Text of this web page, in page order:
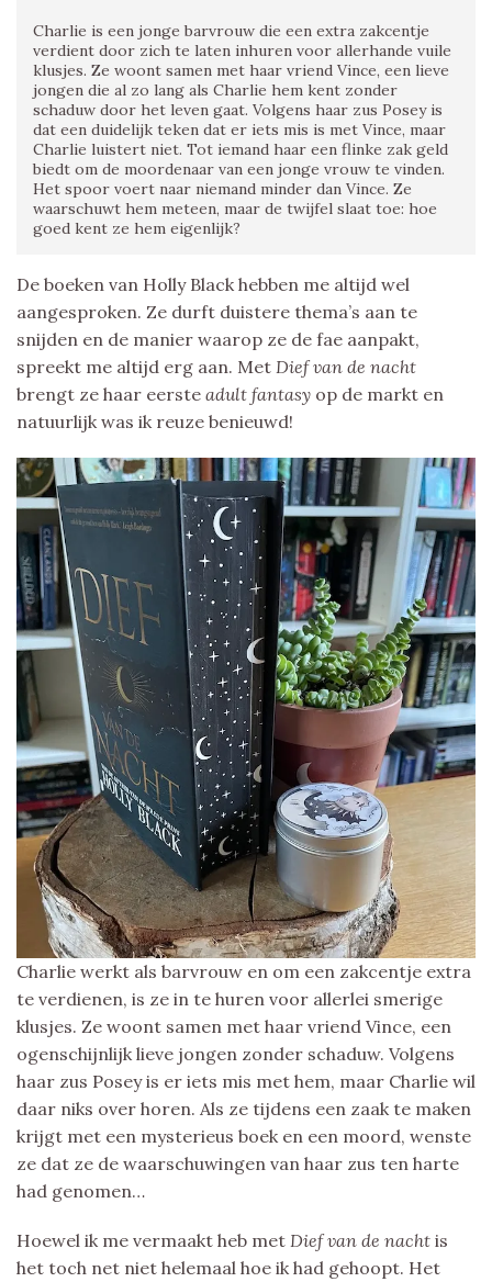
Charlie is een jonge barvrouw die een extra zakcentje
verdient door zich te laten inhuren voor allerhande vuile
klusjes. Ze woont samen met haar vriend Vince, een lieve
jongen die al zo lang als Charlie hem kent zonder
schaduw door het leven gaat. Volgens haar zus Posey is
dat een duidelijk teken dat er iets mis is met Vince, maar
Charlie luistert niet. Tot iemand haar een flinke zak geld
biedt om de moordenaar van een jonge vrouw te vinden.
Het spoor voert naar niemand minder dan Vince. Ze
waarschuwt hem meteen, maar de twijfel slaat toe: hoe
goed kent ze hem eigenlijk?
De boeken van Holly Black hebben me altijd wel
aangesproken. Ze durft duistere thema’s aan te
snijden en de manier waarop ze de fae aanpakt,
spreekt me altijd erg aan. Met Dief van de nacht
brengt ze haar eerste adult fantasy op de markt en
natuurlijk was ik reuze benieuwd!
Charlie werkt als barvrouw en om een zakcentje extra
te verdienen, is ze in te huren voor allerlei smerige
klusjes. Ze woont samen met haar vriend Vince, een
ogenschijnlijk lieve jongen zonder schaduw. Volgens
haar zus Posey is er iets mis met hem, maar Charlie wil
daar niks over horen. Als ze tijdens een zaak te maken
krijgt met een mysterieus boek en een moord, wenste
ze dat ze de waarschuwingen van haar zus ten harte
had genomen…
Hoewel ik me vermaakt heb met Dief van de nacht is
het toch net niet helemaal hoe ik had gehoopt. Het